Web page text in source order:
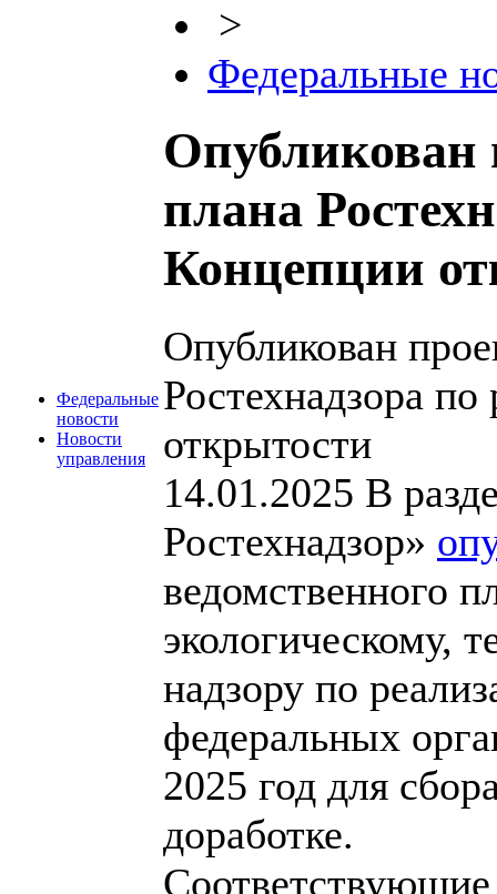
Федеральные
новости
Новости
управления
>
Федеральные
Опубликован
плана
Концепции
Опубликован
Ростехнадзора
открытости
14.01.2025 В
Ростехнадзор»
ведомственного
экологическому,
надзору по
федеральных
2025 год для
доработке.
Соответствующие